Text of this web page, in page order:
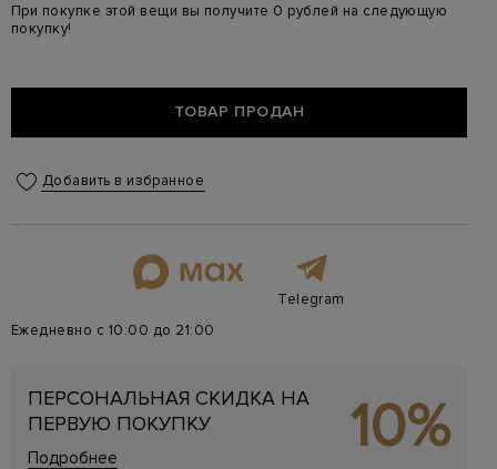
При покупке этой вещи вы получите 0 рублей на следующую
покупку!
ТОВАР ПРОДАН
Добавить в избранное
Telegram
Ежедневно с 10:00 до 21:00
ПЕРСОНАЛЬНАЯ СКИДКА НА
ПЕРВУЮ ПОКУПКУ
Подробнее 10%